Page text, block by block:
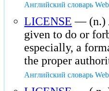
Английский словарь
LICENSE — (n.)
given to do or
especially, a
the proper
Английский словарь